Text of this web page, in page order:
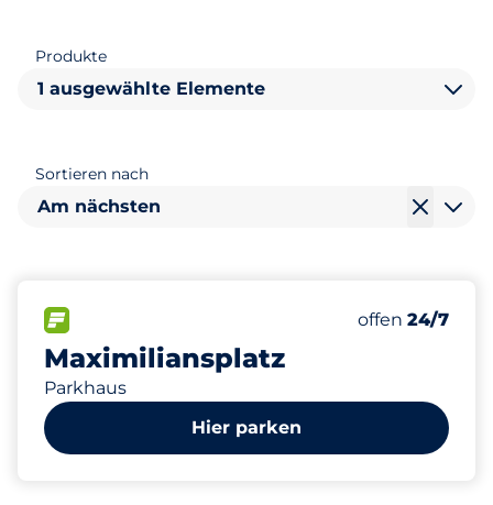
Produkte
1 ausgewählte Elemente
Sortieren nach
Am nächsten
Maximiliansplatz
Parkhaus
Anzahl der
Gesamtplätze
Samstag
offen 24/7
Hier parken